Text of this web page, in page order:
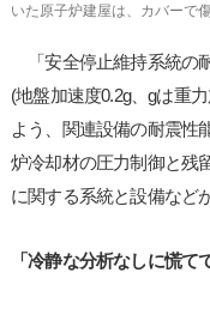
いた原子炉建屋は、カバーで
「安全停止維持系統の
(地盤加速度0.2g、gは重
よう、関連設備の耐震性
炉冷却材の圧力制御と残
に関する系統と設備など
「冷静な分析なしに慌て